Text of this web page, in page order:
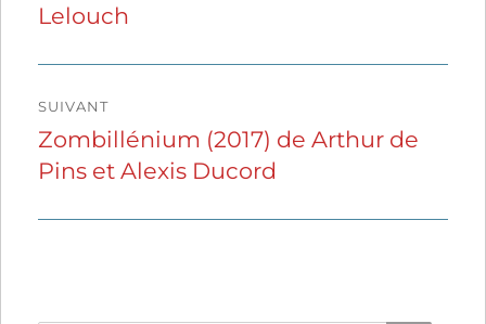
l’article
précédente :
Lelouch
SUIVANT
Publication
suivante :
Zombillénium (2017) de Arthur de
Pins et Alexis Ducord